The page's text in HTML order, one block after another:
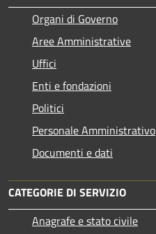
Organi di Governo
Aree Amministrative
Uffici
Enti e fondazioni
Politici
Personale Amministrativo
Documenti e dati
CATEGORIE DI SERVIZIO
Anagrafe e stato civile